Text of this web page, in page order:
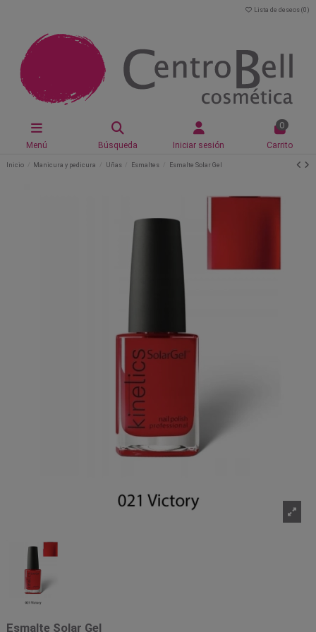
Lista de deseos (0 )
Menú Búsqueda Iniciar sesión
0
Carrito
Inicio Manicura y pedicura Uñas Esmaltes Esmalte Solar Gel
Esmalte Solar Gel